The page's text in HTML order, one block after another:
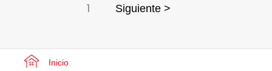
1 Siguiente >
Inicio